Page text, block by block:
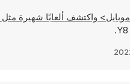
موبايل> واكتشف ألعابًا شهيرة مثل